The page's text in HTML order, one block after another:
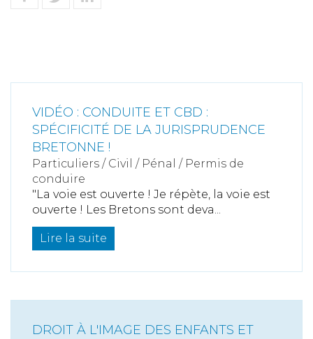
VIDÉO : CONDUITE ET CBD :
SPÉCIFICITÉ DE LA JURISPRUDENCE
BRETONNE !
Particuliers / Civil / Pénal / Permis de
conduire
"La voie est ouverte ! Je répète, la voie est
ouverte ! Les Bretons sont deva...
Lire la suite
DROIT À L'IMAGE DES ENFANTS ET